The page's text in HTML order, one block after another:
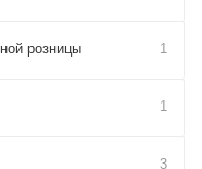
розницы 1
1
3